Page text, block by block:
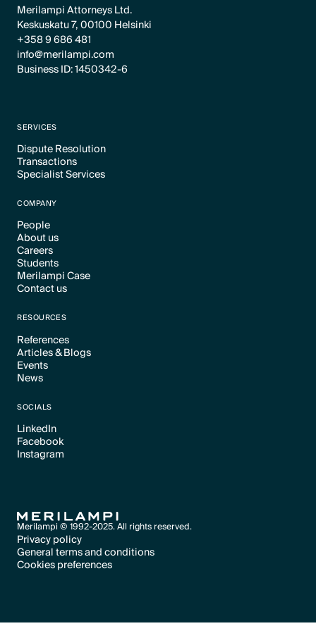
Merilampi Attorneys Ltd.
Keskuskatu 7, 00100 Helsinki
+358 9 686 481
info@merilampi.com
Business ID: 1450342-6
SERVICES
Dispute Resolution
Text Link
Transactions
Text Link
Specialist Services
COMPANY
People
Text Link
About us
Text Link
Careers
Text Link
Students
Text Link
Merilampi Case
Text Link
Contact us
RESOURCES
References
Text Link
Articles & Blogs
Text Link
Events
Text Link
News
SOCIALS
LinkedIn
Text Link
Facebook
Text Link
Instagram
Merilampi © 1992-2025. All rights reserved.
Privacy policy
Text Link
General terms and conditions
Text Link
Cookies preferences